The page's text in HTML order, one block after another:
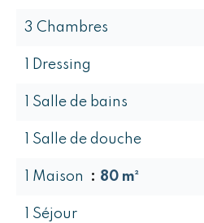
3 Chambres
1 Dressing
1 Salle de bains
1 Salle de douche
1 Maison 80 m²
1 Séjour